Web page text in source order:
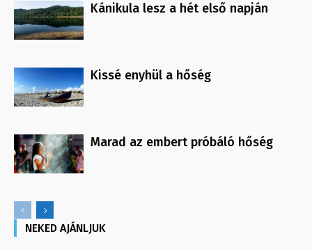
Kánikula lesz a hét első napján
Kissé enyhül a hőség
Marad az embert próbáló hőség
NEKED AJÁNLJUK